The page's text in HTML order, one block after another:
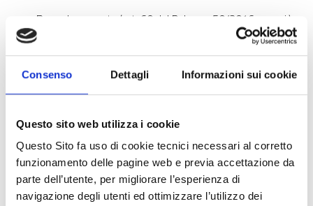
Consenso Dettagli Informazioni sui cookie
Questo sito web utilizza i cookie
Questo Sito fa uso di cookie tecnici necessari al corretto
funzionamento delle pagine web e previa accettazione da
parte dell’utente, per migliorare l’esperienza di
navigazione degli utenti ed ottimizzare l’utilizzo dei
Procedura aperta (art. 60 del D. lgs. n. 50/2016 e s.m.i.);
Procedura ristretta (art. 61 del D. lgs. n. 50/2016 e s.m.i.);
Procedura competitiva con negoziazione (previa
pubblicazione di un bando) (art. 62 del D. lgs. n. 50/2016 e
bando (art. 63 del D. lgs. n. 50/2016 e s.m.i.).
Le check-list relative alle proceduresenzarilevanza comunitaria
(“sotto soglia”) riguardano in particolare: